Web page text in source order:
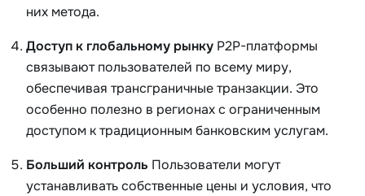
них метода.
Доступ к глобальному рынку P2P-платформы
связывают пользователей по всему миру,
обеспечивая трансграничные транзакции. Это
особенно полезно в регионах с ограниченным
доступом к традиционным банковским услугам.
Больший контроль Пользователи могут
устанавливать собственные цены и условия, что